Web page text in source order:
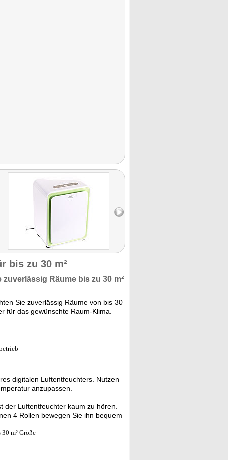
bis zu 30 m²
zuverlässig Räume bis zu 30 m²
Sie zuverlässig Räume von bis 30
für das gewünschte Raum-Klima.
digitalen Luftentfeuchters. Nutzen
anzupassen.
der Luftentfeuchter kaum zu hören.
4 Rollen bewegen Sie ihn bequem
m² Größe